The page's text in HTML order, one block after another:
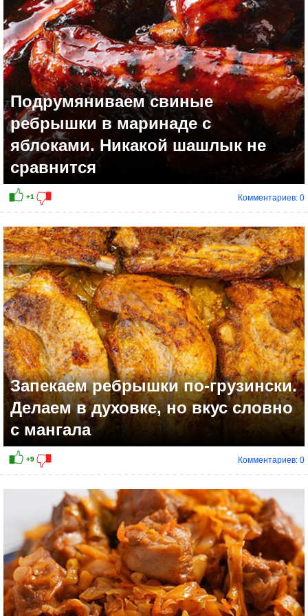
+8
Подрумяниваем свиные
ребрышки в маринаде с
яблоками. Никакой шашлык не
сравнится
Комментариев: 0
Запекаем ребрышки по-грузински.
Делаем в духовке, но вкус словно
с мангала
Комментариев: 0